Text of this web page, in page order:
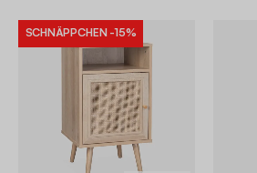
SCHNÄPPCHEN -15%